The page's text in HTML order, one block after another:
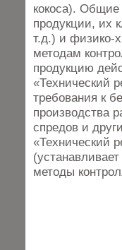
кокоса). Общие
продукции, их
т.д.) и физико-
методам
продукцию
«Технический
требования к
производства
спредов и
«Технический
методы